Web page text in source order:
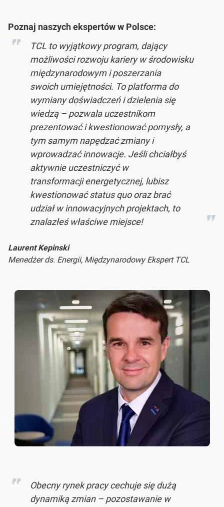
Poznaj naszych ekspertów w Polsce:
TCL to wyjątkowy program, dający
możliwości rozwoju kariery w środowisku
międzynarodowym i poszerzania
swoich umiejętności. To platforma do
wymiany doświadczeń i dzielenia się
wiedzą – pozwala uczestnikom
prezentować i kwestionować pomysły, a
tym samym napędzać zmiany i
wprowadzać innowacje. Jeśli chciałbyś
aktywnie uczestniczyć w
transformacji energetycznej, lubisz
kwestionować status quo oraz brać
udział w innowacyjnych projektach, to
znalazłeś właściwe miejsce!
Laurent Kepinski
Menedżer ds. Energii, Międzynarodowy Ekspert TCL
Obecny rynek pracy cechuje się dużą
dynamiką zmian – pozostawanie w